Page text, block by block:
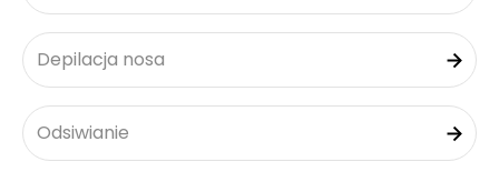
Depilacja nosa
Odsiwianie